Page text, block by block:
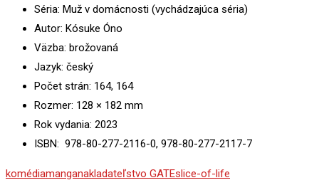
Séria: Muž v domácnosti (vychádzajúca séria)
Autor: Kósuke Óno
Väzba: brožovaná
Jazyk: český
Počet strán: 164, 164
Rozmer: 128 × 182 mm
Rok vydania: 2023
ISBN: 978-80-277-2116-0, 978-80-277-2117-7
komédiamanganakladateľstvo GATEslice-of-life